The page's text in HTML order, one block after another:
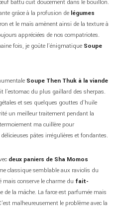
battu cuit doucement dans le bouillon.
grâce à la profusion de légumes
et le maïs amènent ainsi de la texture à
appréciées de nos compatriotes.
fois, je goûte l’énigmatique Soupe
Soupe Then Thuk à la viande
l’estomac du plus gaillard des sherpas.
et ses quelques gouttes d’huile
un meilleur traitement pendant la
ma cuillère pour
pâtes irrégulières et fondantes.
deux paniers de Sha Momos
classique semblable aux raviolis du
mais conserve le charme du fait-
de la mâche. La farce est parfumée mais
malheureusement le problème avec la